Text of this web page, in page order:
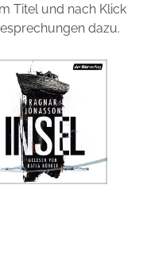
Titel und nach Klick
dazu.